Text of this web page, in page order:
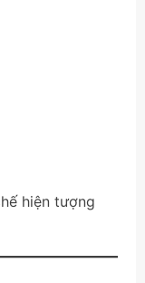
hiện tượng